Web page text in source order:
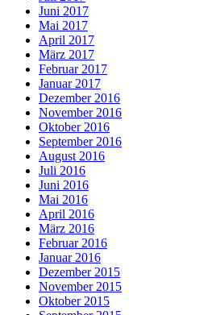
Juni 2017
Mai 2017
April 2017
März 2017
Februar 2017
Januar 2017
Dezember 2016
November 2016
Oktober 2016
September 2016
August 2016
Juli 2016
Juni 2016
Mai 2016
April 2016
März 2016
Februar 2016
Januar 2016
Dezember 2015
November 2015
Oktober 2015